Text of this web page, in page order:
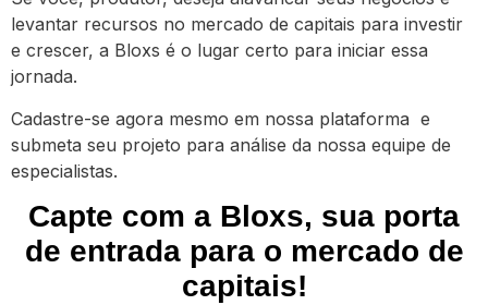
levantar recursos no mercado de capitais para investir
e crescer, a Bloxs é o lugar certo para iniciar essa
jornada.
Cadastre-se agora mesmo em nossa plataforma e
submeta seu projeto para análise da nossa equipe de
especialistas.